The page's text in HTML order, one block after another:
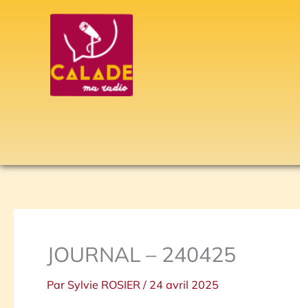
JOURNAL – 240425
Par Sylvie ROSIER / 24 avril 2025